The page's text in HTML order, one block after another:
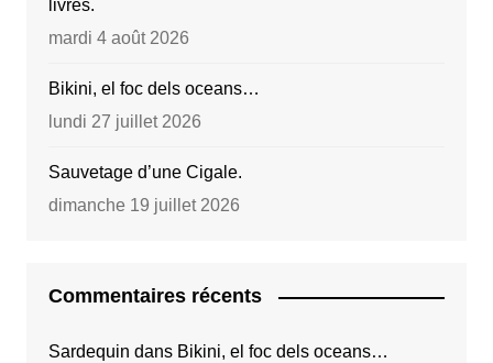
livres.
mardi 4 août 2026
Bikini, el foc dels oceans…
lundi 27 juillet 2026
Sauvetage d’une Cigale.
dimanche 19 juillet 2026
Commentaires récents
Sardequin dans Bikini, el foc dels oceans…